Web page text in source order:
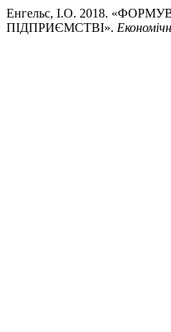
Енгельс, І.О. 2018.
ПІДПРИЄМСТВІ».